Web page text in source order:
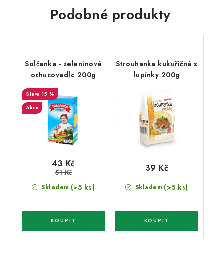
Podobné produkty
Solčanka - zeleninové
ochucovadlo 200g
15 %
Akce
Skladem (>5 ks)
43 Kč
51 Kč
Strouhanka kukuřičná s
lupínky 200g
Skladem (>5 ks)
39 Kč